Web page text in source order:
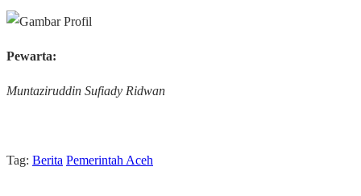
Pewarta:
Muntaziruddin Sufiady Ridwan
Tag: Berita Pemerintah Aceh